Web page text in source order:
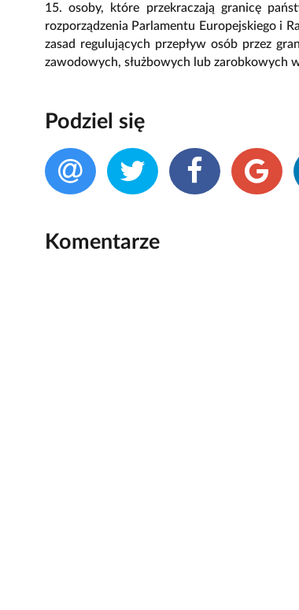
15. osoby, które przekraczają granicę
rozporządzenia Parlamentu Europejskiego i
zasad regulujących przepływ osób przez
zawodowych, służbowych lub zarobkowych
Podziel się
Komentarze